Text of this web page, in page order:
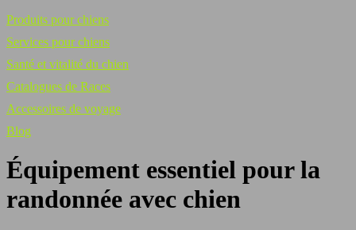
Produits pour chiens
Services pour chiens
Santé et vitalité du chien
Catalogues de Races
Accessoires de voyage
Blog
Équipement essentiel pour la
randonnée avec chien